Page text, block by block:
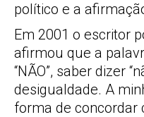
político e a
Em 2001 o escritor
afirmou que a
“NÃO”, saber dizer
desigualdade. A
forma de concordar